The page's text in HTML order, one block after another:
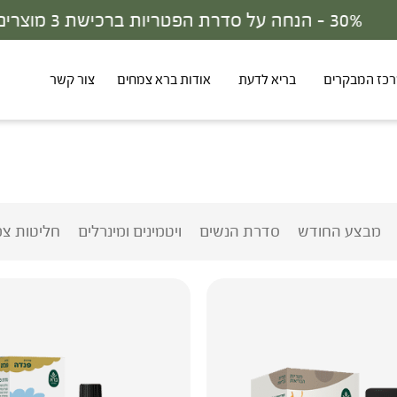
30% - הנחה על סדרת הפטריות ברכישת 3 מוצרים
המבקרים בריא לדעת אודות ברא צמחים צור קשר
מבצע החודש סדרת הנשים ויטמינים ומינרלים חליטות